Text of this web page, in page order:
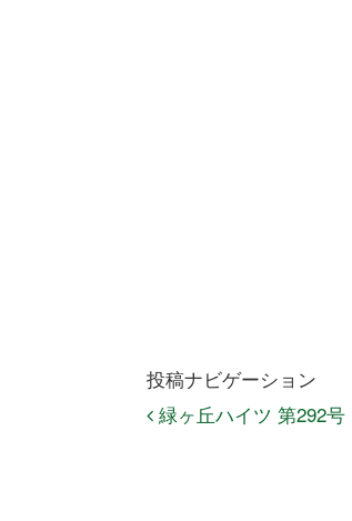
投稿ナビゲーション
緑ヶ丘ハイツ 第292号